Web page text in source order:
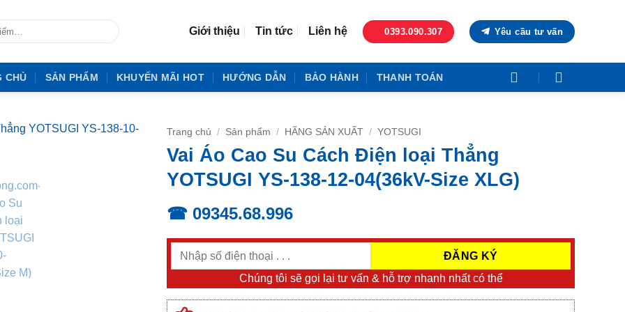
Giới thiệu Tin tức Liên hệ 0393.090.307 Yêu cầu tư vấn
CHỦ SẢN PHẨM KHUYẾN MÃI HOT HƯỚNG DẪN BẢO HÀNH THANH TOÁN
Trang chủ / Sản phẩm / HÃNG SẢN XUẤT / YOTSUGI
Vai Áo Cao Su Cách Điện loại Thẳng
YOTSUGI YS-138-12-04(36kV-Size XLG)
☎ 09345.68.996
Chúng tôi sẽ gọi lại tư vấn & hỗ trợ nhanh nhất có thể